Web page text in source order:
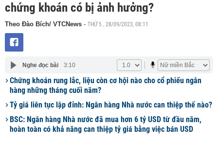
chứng khoán có bị ảnh hưởng?
Theo Đào Bích/ VTCNews - THỨ 5 , 28/09/2023, 08:11
Nghe đọc bài 3:10
Chứng khoán rung lắc, liệu còn cơ hội nào cho cổ phiếu ngân
hàng những tháng cuối năm?
Tỷ giá liên tục lập đỉnh: Ngân hàng Nhà nước can thiệp thế nào?
BSC: Ngân hàng Nhà nước đã mua hơn 6 tỷ USD từ đầu năm,
hoàn toàn có khả năng can thiệp tỷ giá bằng việc bán USD